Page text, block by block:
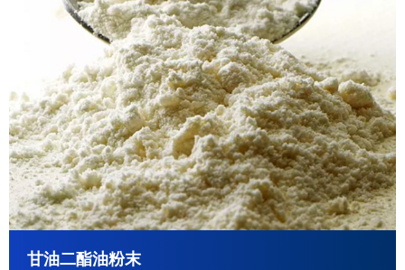
甘油二酯油粉末